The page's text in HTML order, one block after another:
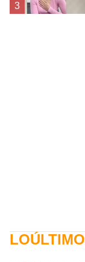
3
LOÚLTIMO